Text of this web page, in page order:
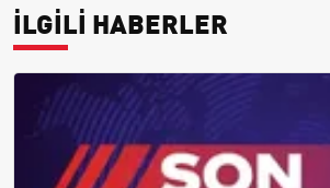
İLGİLİ HABERLER